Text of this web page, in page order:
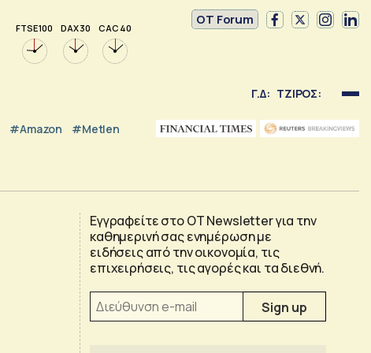
FTSE 100 DAX 30 CAC 40
OT Forum
Γ.Δ: ΤΖΙΡΟΣ:
#Amazon #Metlen
Εγγραφείτε στο OT Newsletter για την
καθημερινή σας ενημέρωση με
ειδήσεις από την οικονομία, τις
επιχειρήσεις, τις αγορές και τα διεθνή.